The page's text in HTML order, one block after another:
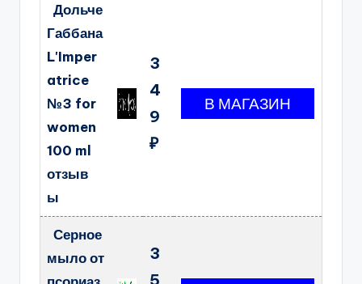
Дольче
Габбана
L'Imper
atrice
№3 for
women
100 ml
отзыв
ы
3
4
9
₽
Серное
мыло от
3
5